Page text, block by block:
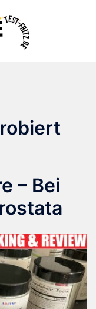
– Bei